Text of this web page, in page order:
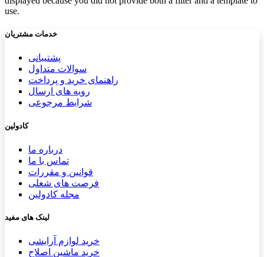
use.
خدمات مشتریان
پشتیب​​انی
سوالات متداول
راهنمای خرید و پرداخت
رویه های ارسال
شرایط مرجوعی
کادولین
درباره ما
تماس با ما
قوانین و مقررات
فرصت های شغلی
مجله کادولین
لینک های مفید
خرید لوازم آرایشی
خرید ماشین اصلاح